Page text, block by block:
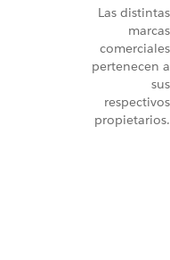
Las distintas
marcas
comerciales
pertenecen a
sus
respectivos
propietarios.